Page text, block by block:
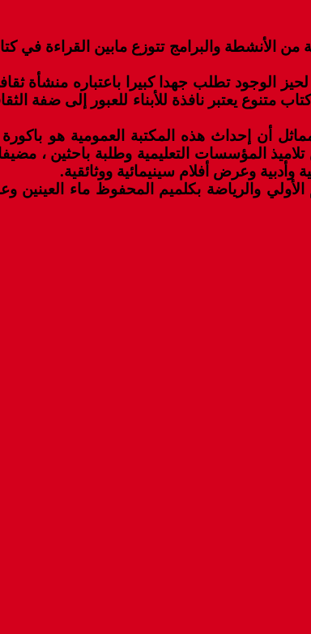
الأنشطة والبرامج تتوزع مابين القراءة
الوجود تطلب جهدا كبيرا باعتباره منشأة
وسيكون لها تأثير بالغ على المجتمع الثقافي بكلميم، مضيفا أن هذا الورش الذي يضم 6000 كتاب متنوع يعتبر
أن إحداث هذه المكتبة العمومية هو باكورة
المؤسسات التعليمية وطلبة باحثين ،
وعرض أفلام سينيمائية ووثائقية.
الأولي والرياضة بكلميم المحفوظ ماء